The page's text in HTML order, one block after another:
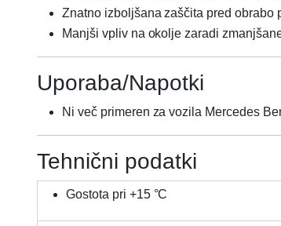
Znatno izboljšana zaščita pred obrabo
Manjši vpliv na okolje zaradi
Uporaba/Napotki
Ni več primeren za vozila Mercedes
Tehnični podatki
Gostota pri +15 °C